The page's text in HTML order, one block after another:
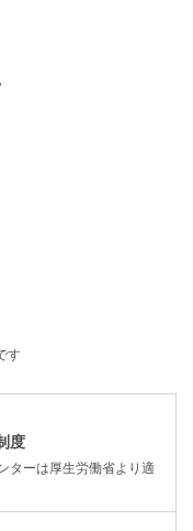
す
度
ターは厚生労働省より適